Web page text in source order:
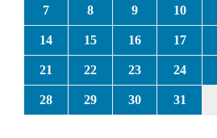
7 8 9 10
14 15 16 17
21 22 23 24
28 29 30 31